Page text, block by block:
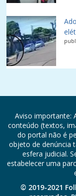
Aviso importante:
conteúdo (textos,
do portal não é
objeto de denúncia
esfera judicial.
estabelecer uma
© 2019-2021